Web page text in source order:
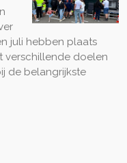
juli hebben plaats
verschillende doelen
de belangrijkste